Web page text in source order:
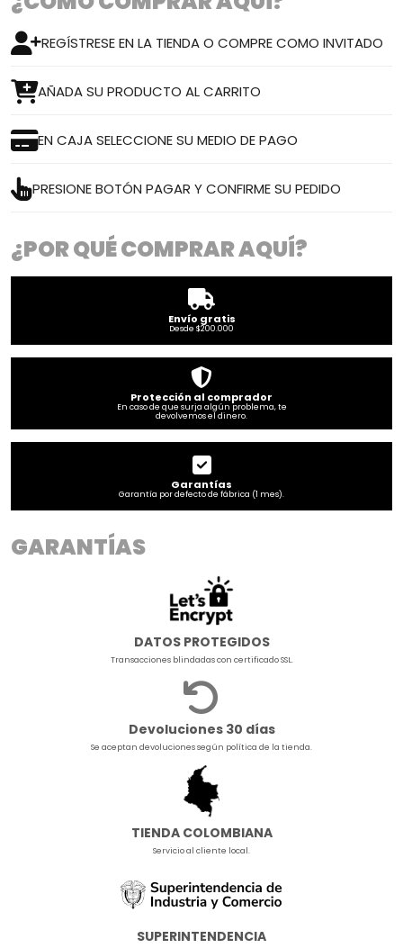
REGÍSTRESE EN LA TIENDA O COMPRE COMO INVITADO
AÑADA SU PRODUCTO AL CARRITO
EN CAJA SELECCIONE SU MEDIO DE PAGO
PRESIONE BOTÓN PAGAR Y CONFIRME SU PEDIDO
¿POR QUÉ COMPRAR AQUÍ?
Envío gratis
Desde $200.000
Protección al comprador
En caso de que surja algún problema, te
devolvemos el dinero.
Garantías
Garantía por defecto de fábrica (1 mes).
GARANTÍAS
DATOS PROTEGIDOS
Transacciones blindadas con certificado SSL.
Devoluciones 30 días
Se aceptan devoluciones según política de la tienda.
TIENDA COLOMBIANA
Servicio al cliente local.
SUPERINTENDENCIA